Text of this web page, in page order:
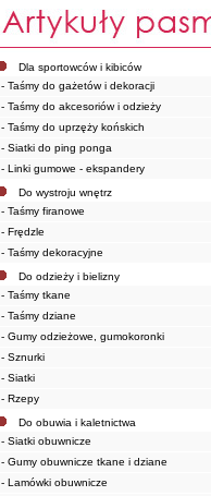
Dla sportowców i kibiców
- Taśmy do gażetów i dekoracji
- Taśmy do akcesoriów i odzieży
- Taśmy do uprzęży końskich
- Siatki do ping ponga
- Linki gumowe - ekspandery
Do wystroju wnętrz
- Taśmy firanowe
- Frędzle
- Taśmy dekoracyjne
Do odzieży i bielizny
- Taśmy tkane
- Taśmy dziane
- Gumy odzieżowe, gumokoronki
- Sznurki
- Siatki
- Rzepy
Do obuwia i kaletnictwa
- Siatki obuwnicze
- Gumy obuwnicze tkane i dziane
- Lamówki obuwnicze